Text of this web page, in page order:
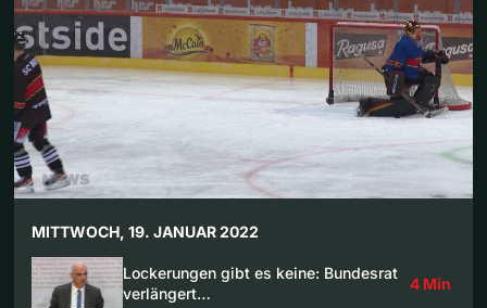
MITTWOCH, 19. JANUAR 2022
Lockerungen gibt es keine: Bundesrat
verlängert…
4 Min